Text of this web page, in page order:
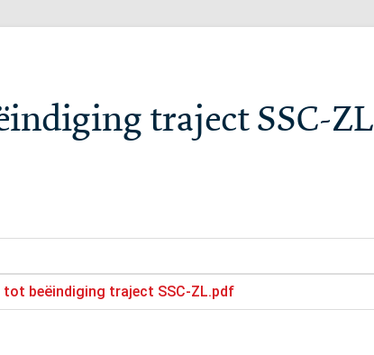
traject SSC-ZL
tot beëindiging traject SSC-ZL.pdf